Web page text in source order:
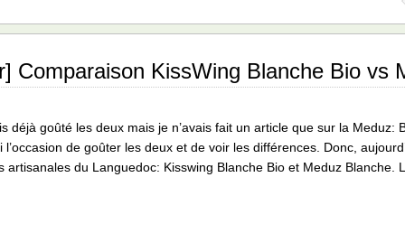
Comparaison KissWing Blanche Bio vs
déjà goûté les deux mais je n’avais fait un article que sur la Meduz:
l’occasion de goûter les deux et de voir les différences. Donc,
artisanales du Languedoc: Kisswing Blanche Bio et Meduz Blanche.